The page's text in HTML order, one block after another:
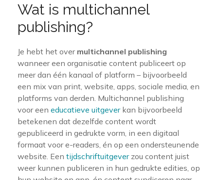
Wat is multichannel
publishing?
Je hebt het over multichannel publishing
wanneer een organisatie content publiceert op
meer dan één kanaal of platform – bijvoorbeeld
een mix van print, website, apps, sociale media, en
platforms van derden. Multichannel publishing
voor een educatieve uitgeverkan bijvoorbeeld
betekenen dat dezelfde content wordt
gepubliceerd in gedrukte vorm, in een digitaal
formaat voor e-readers, én op een ondersteunende
website. Een tijdschriftuitgeverzou content juist
weer kunnen publiceren in hun gedrukte edities, op